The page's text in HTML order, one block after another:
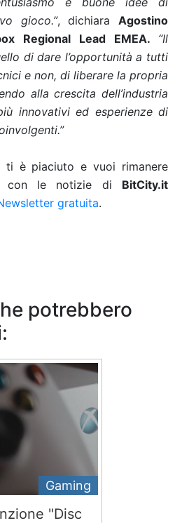
gioco.”, dichiaraAgostino
Regional Lead EMEA. “Il
di dare l’opportunità a tutti
e non, di liberare la propria
alla crescita dell’industria
innovativi ed esperienze di
ti è piaciuto e vuoi rimanere
con le notizie di BitCity.it
gratuita.
potrebbero
Gaming
"Disc